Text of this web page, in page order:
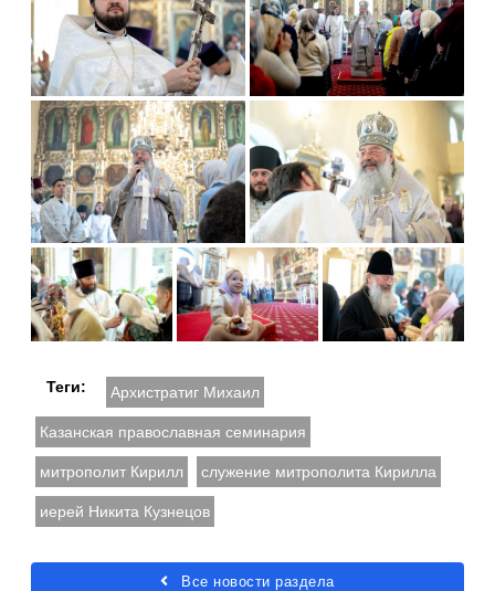
Теги: Архистратиг Михаил
Казанская православная семинария
митрополит Кирилл служение митрополита Кирилла
иерей Никита Кузнецов
Все новости раздела